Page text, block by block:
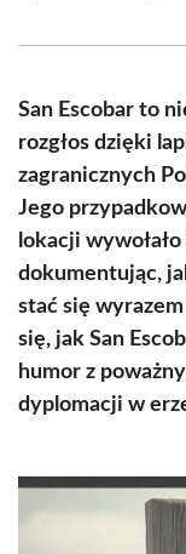
(Twitter)
San Escobar to
rozgłos dzięki
zagranicznych
Jego
lokacji
dokumentując,
stać się
się, jak San
humor z
dyplomacji w